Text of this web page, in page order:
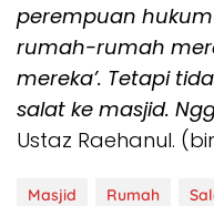
perempuan hukum
rumah-rumah
mereka’. Tetapi
salat ke masjid.
Ustaz Raehanul.
Masjid Rumah